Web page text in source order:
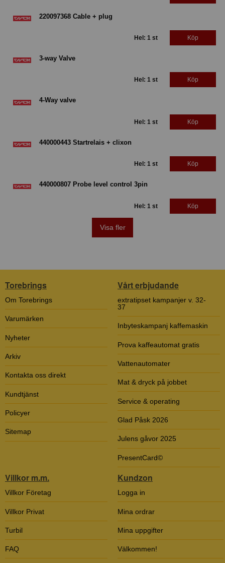
220097368 Cable + plug
Hel: 1 st Köp
3-way Valve
Hel: 1 st Köp
4-Way valve
Hel: 1 st Köp
440000443 Startrelais + clixon
Hel: 1 st Köp
440000807 Probe level control 3pin
Hel: 1 st Köp
Visa fler
Torebrings
Om Torebrings
Varumärken
Nyheter
Arkiv
Kontakta oss direkt
Kundtjänst
Policyer
Sitemap
Vårt erbjudande
extratipset kampanjer v. 32-
37
Inbyteskampanj kaffemaskin
Prova kaffeautomat gratis
Vattenautomater
Mat & dryck på jobbet
Service & operating
Glad Påsk 2026
Julens gåvor 2025
PresentCard©
Villkor m.m.
Villkor Företag
Villkor Privat
Turbil
FAQ
Kundzon
Logga in
Mina ordrar
Mina uppgifter
Välkommen!